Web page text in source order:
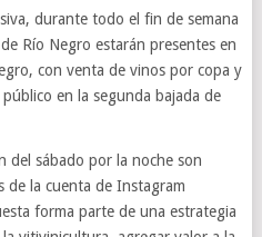
durante todo el fin de semana
Río Negro estarán presentes en
con venta de vinos por copa y
en la segunda bajada de
del sábado por la noche son
de la cuenta de Instagram
forma parte de una estrategia